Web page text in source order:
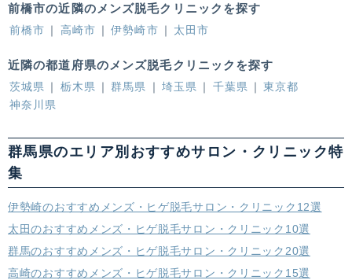
前橋市の近隣のメンズ脱毛クリニックを探す
前橋市 高崎市 伊勢崎市 太田市
近隣の都道府県のメンズ脱毛クリニックを探す
茨城県 栃木県 群馬県 埼玉県 千葉県
東京都
神奈川県
群馬県のエリア別おすすめサロン・クリニック特
集
伊勢崎のおすすめメンズ・ヒゲ脱毛サロン・クリニック12選
太田のおすすめメンズ・ヒゲ脱毛サロン・クリニック10選
群馬のおすすめメンズ・ヒゲ脱毛サロン・クリニック20選
高崎のおすすめメンズ・ヒゲ脱毛サロン・クリニック15選